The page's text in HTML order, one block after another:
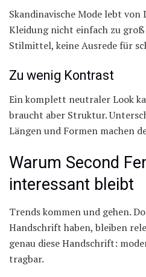
Skandinavische Mode lebt
Kleidung nicht einfach zu
Stilmittel, keine Ausrede für
Zu wenig Kontrast
Ein komplett neutraler Look
braucht aber Struktur.
Längen und Formen machen
Warum Second
interessant bleibt
Trends kommen und gehen.
Handschrift haben, bleiben
genau diese Handschrift:
tragbar.